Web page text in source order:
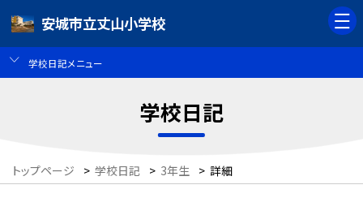
安城市立丈山小学校
学校日記メニュー
学校日記
トップページ > 学校日記 > 3年生 > 詳細